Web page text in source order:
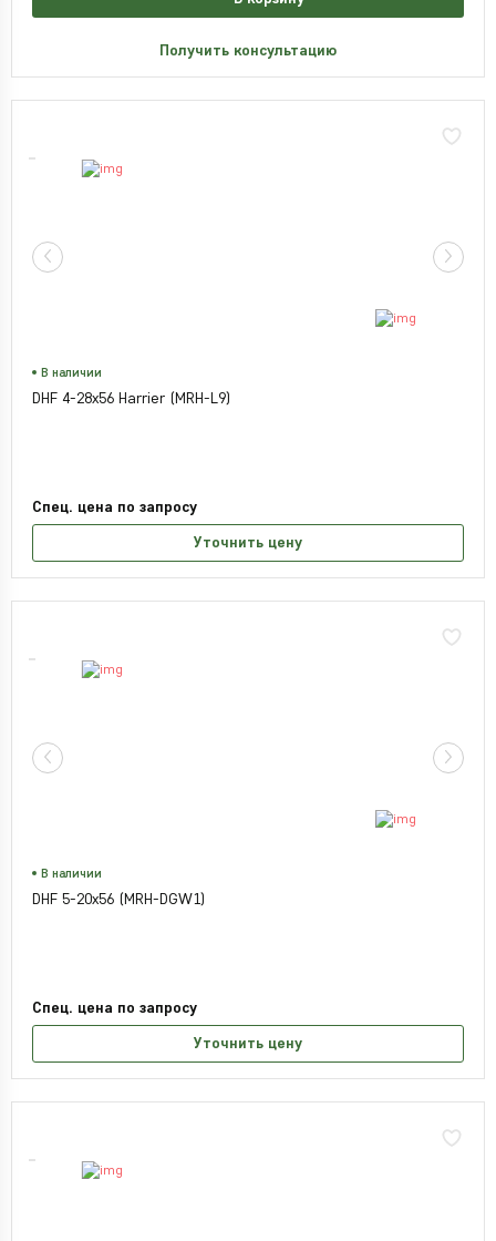
Получить консультацию
В наличии
DHF 4-28x56 Harrier (MRH-L9)
Спец. цена по запросу
Уточнить цену
В наличии
DHF 5-20x56 (MRH-DGW1)
Спец. цена по запросу
Уточнить цену